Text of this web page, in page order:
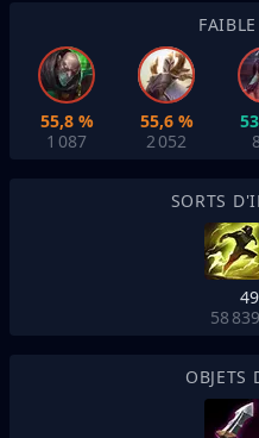
55,8 %
1 087
55,6 %
2 052
SORTS
58 839
OBJETS